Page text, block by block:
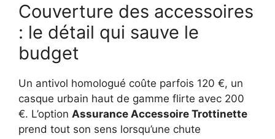
Couverture des accessoires
: le détail qui sauve le
budget
Un antivol homologué coûte parfois 120 €, un
casque urbain haut de gamme flirte avec 200
€. L’option Assurance Accessoire Trottinette
prend tout son sens lorsqu’une chute